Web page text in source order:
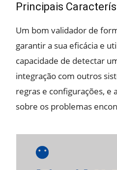
Principais
Um bom validador de
garantir a sua eficácia e
capacidade de detectar
integração com outros
regras e configurações, e
sobre os problemas